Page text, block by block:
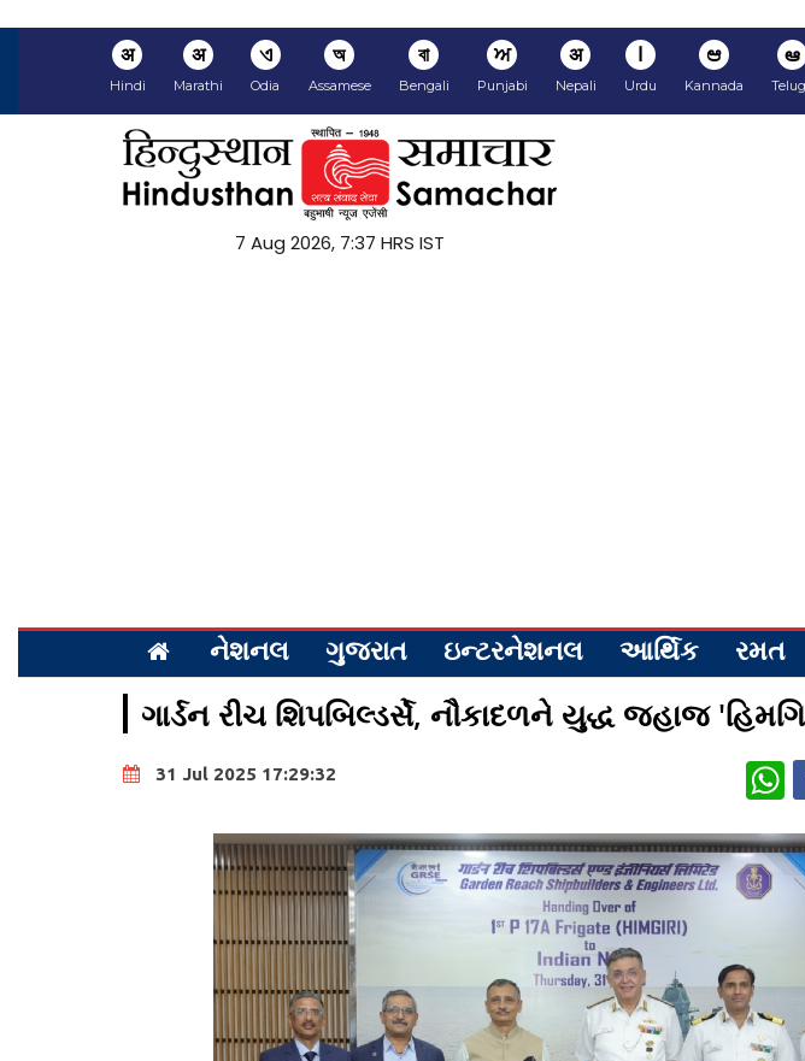
अ
Hindi
अ
Marathi
ଏ
Odia
অ
Assamese
বা
Bengali
ਅ
Punjabi
अ
Nepali
ا
Urdu
ಆ
Kannada
ఆ
7 Aug 2026, 7:37 HRS IST
નેશનલ ગુજરાત ઇન્ટરનેશનલ આર્થિક રમત
ગાર્ડન રીચ શિપબિલ્ડર્સે, નૌકાદળને યુદ્ધ જહાજ
31 Jul 2025 17:29:32